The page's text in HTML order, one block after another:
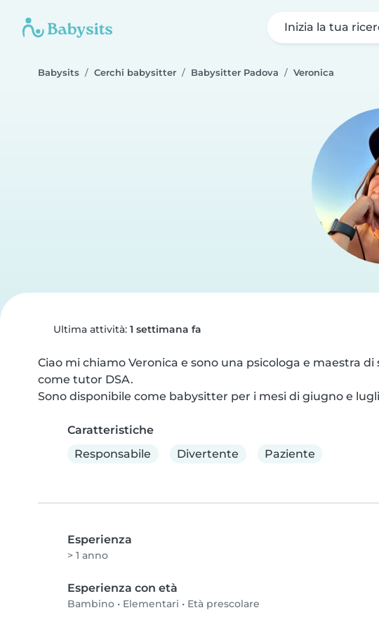
Inizia la tua
Babysits Cerchi babysitter Babysitter Padova Veronica
Ultima attività: 1 settimana fa
Ciao mi chiamo Veronica e sono una psicologa e maestra
come tutor DSA.
Sono disponibile come babysitter per i mesi di giugno e
Caratteristiche
Responsabile
Divertente Paziente
Esperienza
> 1 anno
Esperienza con età
Bambino • Elementari • Età prescolare